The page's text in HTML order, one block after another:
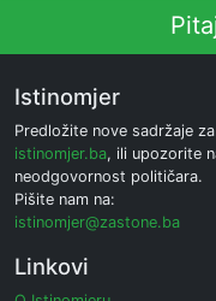
Istinomjer
Predložite nove sadržaje za
istinomjer.ba, ili upozorite
neodgovornost političara.
Pišite nam na:
istinomjer@zastone.ba
Linkovi